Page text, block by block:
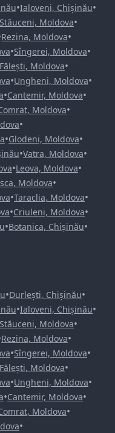
•Ialoveni, Chișinău•
Stăuceni, Moldova•
Rezina, Moldova•
•Sîngerei, Moldova•
Fălești, Moldova•
•Ungheni, Moldova•
•Cantemir, Moldova•
Moldova•
•
•Glodeni, Moldova•
•Vatra, Moldova•
•Leova, Moldova•
Moldova•
•Taraclia, Moldova•
•Criuleni, Moldova•
•Botanica, Chișinău•
•Durlești, Chișinău•
•Ialoveni, Chișinău•
Stăuceni, Moldova•
Rezina, Moldova•
•Sîngerei, Moldova•
Fălești, Moldova•
•Ungheni, Moldova•
•Cantemir, Moldova•
Moldova•
•